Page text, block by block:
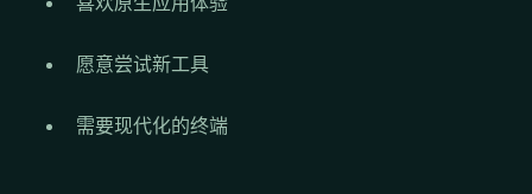
愿意尝试新工具
需要现代化的终端